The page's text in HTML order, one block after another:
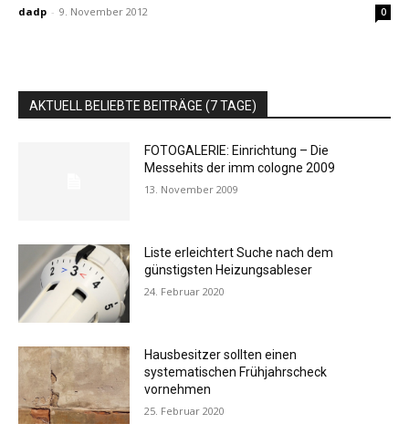
dadp - 9. November 2012 0
AKTUELL BELIEBTE BEITRÄGE (7 TAGE)
FOTOGALERIE: Einrichtung – Die
Messehits der imm cologne 2009
13. November 2009
Liste erleichtert Suche nach dem
günstigsten Heizungsableser
24. Februar 2020
Hausbesitzer sollten einen
systematischen Frühjahrscheck
vornehmen
25. Februar 2020